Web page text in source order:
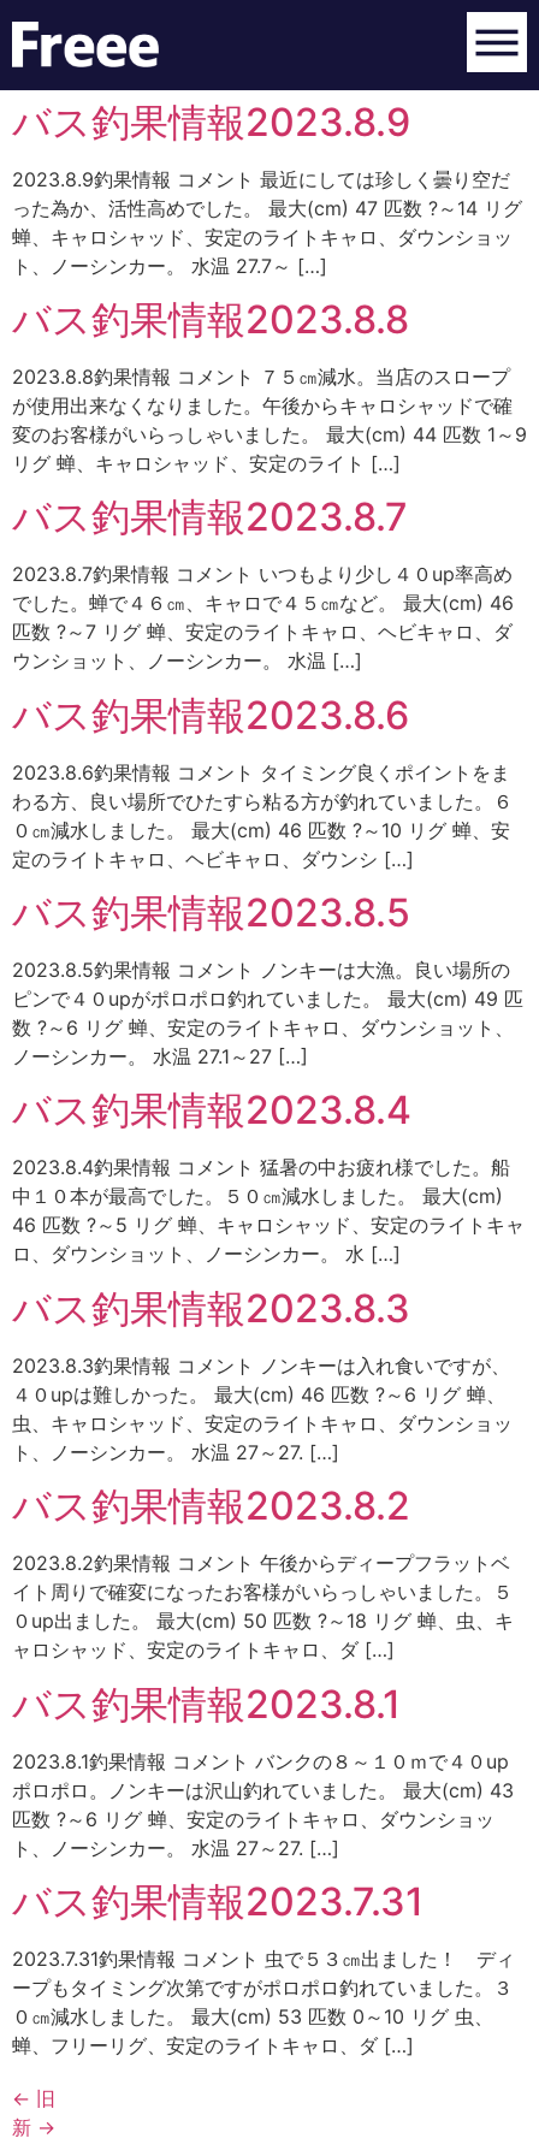
バス釣果情報2023.8.9
2023.8.9釣果情報 コメント 最近にしては珍しく曇り空だ
った為か、活性高めでした。 最大(cm) 47 匹数 ?～14 リグ
蝉、キャロシャッド、安定のライトキャロ、ダウンショッ
ト、ノーシンカー。 水温 27.7～ […]
バス釣果情報2023.8.8
2023.8.8釣果情報 コメント ７５㎝減水。当店のスロープ
が使用出来なくなりました。午後からキャロシャッドで確
変のお客様がいらっしゃいました。 最大(cm) 44 匹数 1～9
リグ 蝉、キャロシャッド、安定のライト […]
バス釣果情報2023.8.7
2023.8.7釣果情報 コメント いつもより少し４０up率高め
でした。蝉で４６㎝、キャロで４５㎝など。 最大(cm) 46
匹数 ?～7 リグ 蝉、安定のライトキャロ、ヘビキャロ、ダ
ウンショット、ノーシンカー。 水温 […]
バス釣果情報2023.8.6
2023.8.6釣果情報 コメント タイミング良くポイントをま
わる方、良い場所でひたすら粘る方が釣れていました。６
０㎝減水しました。 最大(cm) 46 匹数 ?～10 リグ 蝉、安
定のライトキャロ、ヘビキャロ、ダウンシ […]
バス釣果情報2023.8.5
2023.8.5釣果情報 コメント ノンキーは大漁。良い場所の
ピンで４０upがポロポロ釣れていました。 最大(cm) 49 匹
数 ?～6 リグ 蝉、安定のライトキャロ、ダウンショット、
ノーシンカー。 水温 27.1～27 […]
バス釣果情報2023.8.4
2023.8.4釣果情報 コメント 猛暑の中お疲れ様でした。船
中１０本が最高でした。５０㎝減水しました。 最大(cm)
46 匹数 ?～5 リグ 蝉、キャロシャッド、安定のライトキャ
ロ、ダウンショット、ノーシンカー。 水 […]
バス釣果情報2023.8.3
2023.8.3釣果情報 コメント ノンキーは入れ食いですが、
４０upは難しかった。 最大(cm) 46 匹数 ?～6 リグ 蝉、
虫、キャロシャッド、安定のライトキャロ、ダウンショッ
ト、ノーシンカー。 水温 27～27. […]
バス釣果情報2023.8.2
2023.8.2釣果情報 コメント 午後からディープフラットベ
イト周りで確変になったお客様がいらっしゃいました。５
０up出ました。 最大(cm) 50 匹数 ?～18 リグ 蝉、虫、キ
ャロシャッド、安定のライトキャロ、ダ […]
バス釣果情報2023.8.1
2023.8.1釣果情報 コメント バンクの８～１０ｍで４０up
ポロポロ。ノンキーは沢山釣れていました。 最大(cm) 43
匹数 ?～6 リグ 蝉、安定のライトキャロ、ダウンショッ
ト、ノーシンカー。 水温 27～27. […]
バス釣果情報2023.7.31
2023.7.31釣果情報 コメント 虫で５３㎝出ました！ ディ
ープもタイミング次第ですがポロポロ釣れていました。３
０㎝減水しました。 最大(cm) 53 匹数 0～10 リグ 虫、
蝉、フリーリグ、安定のライトキャロ、ダ […]
← 旧
新 →